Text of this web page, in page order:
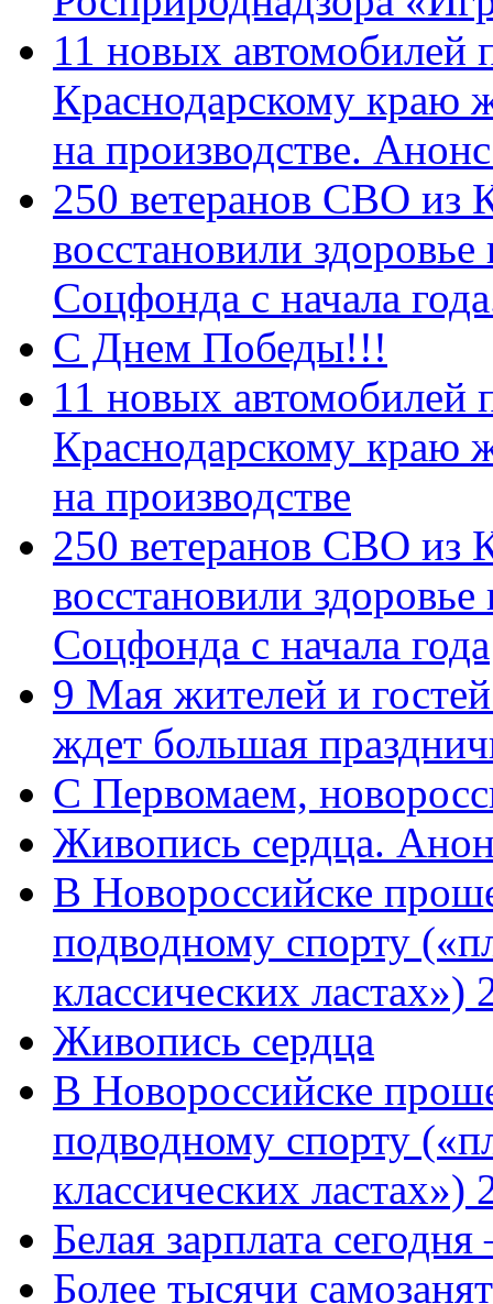
11 новых автомобилей
Краснодарскому краю
на производстве.
250 ветеранов СВО из
восстановили
Соцфонда с начала
С Днем Победы!!!
11 новых автомобилей
Краснодарскому краю
на производстве
250 ветеранов СВО из
восстановили
Соцфонда с начала года
9 Мая жителей и
ждет большая
C Первомаем,
Живопись сердца.
В Новороссийске
подводному спорту
классических
Живопись сердца
В Новороссийске
подводному спорту
классических ластах»)
Белая зарплата
Более тысячи